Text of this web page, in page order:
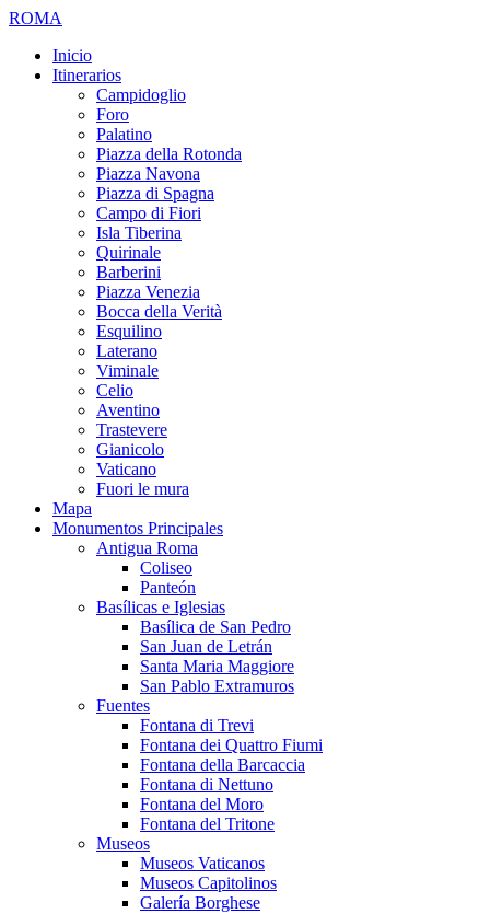
ROMA
Inicio
Itinerarios
Campidoglio
Foro
Palatino
Piazza della Rotonda
Piazza Navona
Piazza di Spagna
Campo di Fiori
Isla Tiberina
Quirinale
Barberini
Piazza Venezia
Bocca della Verità
Esquilino
Laterano
Viminale
Celio
Aventino
Trastevere
Gianicolo
Vaticano
Fuori le mura
Mapa
Monumentos Principales
Antigua Roma
Coliseo
Panteón
Basílicas e Iglesias
Basílica de San Pedro
San Juan de Letrán
Santa Maria Maggiore
San Pablo Extramuros
Fuentes
Fontana di Trevi
Fontana dei Quattro Fiumi
Fontana della Barcaccia
Fontana di Nettuno
Fontana del Moro
Fontana del Tritone
Museos
Museos Vaticanos
Museos Capitolinos
Galería Borghese